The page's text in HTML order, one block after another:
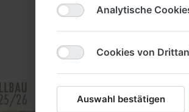
Analytische
Cookies von
Auswahl bestätigen